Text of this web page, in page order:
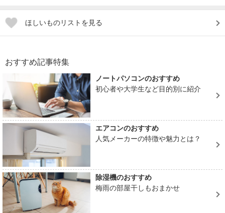
ほしいものリストを見る
おすすめ記事特集
ノートパソコンのおすすめ
初心者や大学生など目的別に紹介
エアコンのおすすめ
人気メーカーの特徴や魅力とは？
除湿機のおすすめ
梅雨の部屋干しもおまかせ